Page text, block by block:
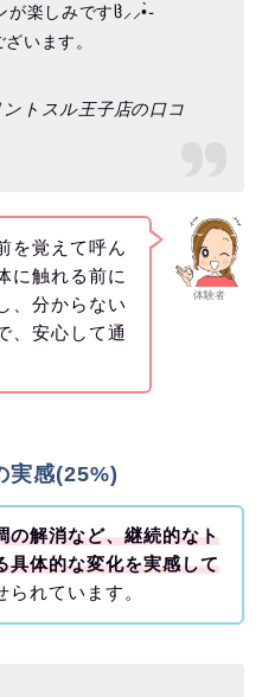
楽しみですჱ̒⸝⸝•̀֊
います。
ントスル王子店の口コ
体験者
を覚えて呼ん
に触れる前に
、分からない
、安心して通
実感(25%)
の解消など、継続的なト
具体的な変化を実感して
られています。